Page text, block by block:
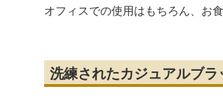
オフィスでの使用はもちろん、お
洗練されたカジュアルブ